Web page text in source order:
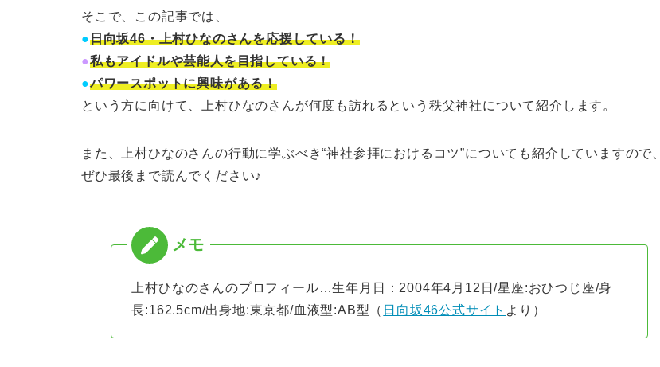
そこで、この記事では、
●日向坂46・上村ひなのさんを応援している！
●私もアイドルや芸能人を目指している！
●パワースポットに興味がある！
という方に向けて、上村ひなのさんが何度も訪れるという秩父神社について紹介します。
また、上村ひなのさんの行動に学ぶべき“神社参拝におけるコツ”についても紹介していますので、
ぜひ最後まで読んでください♪
上村ひなのさんのプロフィール…生年月日：2004年4月12日/星座:おひつじ座/身
長:162.5cm/出身地:東京都/血液型:AB型（ 日向坂46公式サイト より）